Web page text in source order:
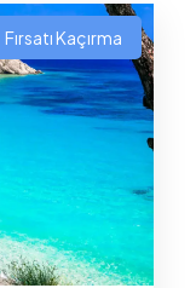
Fırsatı Kaçırma